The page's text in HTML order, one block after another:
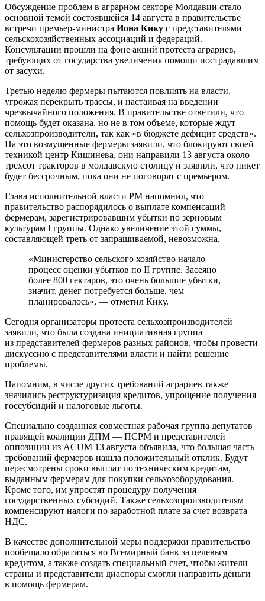
Обсуждение проблем в аграрном секторе Молдавии стало
основной темой состоявшейся 14 августа в правительстве
встречи премьер-министра Иона Кику с представителями
сельскохозяйственных ассоциаций и федераций.
Консультации прошли на фоне акций протеста аграриев,
требующих от государства увеличения помощи пострадавшим
от засухи.
Третью неделю фермеры пытаются повлиять на власти,
угрожая перекрыть трассы, и настаивая на введении
чрезвычайного положения. В правительстве ответили, что
помощь будет оказана, но не в том объеме, которые ждут
сельхозпроизводители, так как «в бюджете дефицит средств».
На это возмущенные фермеры заявили, что блокируют своей
техникой центр Кишинева, они направили 13 августа около
трехсот тракторов в молдавскую столицу и заявили, что пикет
будет бессрочным, пока они не поговорят с премьером.
Глава исполнительной власти РМ напомнил, что
правительство распорядилось о выплате компенсаций
фермерам, зарегистрировавшим убытки по зерновым
культурам I группы. Однако увеличение этой суммы,
составляющей треть от запрашиваемой, невозможна.
«Министерство сельского хозяйство начало
процесс оценки убытков по II группе. Засеяно
более 800 гектаров, это очень большие убытки,
значит, денег потребуется больше, чем
планировалось», — отметил Кику.
Сегодня организаторы протеста сельхозпроизводителей
заявили, что была создана инициативная группа
из представителей фермеров разных районов, чтобы провести
дискуссию с представителями власти и найти решение
проблемы.
Напомним, в числе других требований аграриев также
значились реструктуризация кредитов, упрощение получения
госсубсидий и налоговые льготы.
Специально созданная совместная рабочая группа депутатов
правящей коалиции ДПМ — ПСРМ и представителей
оппозиции из ACUM 13 августа объявила, что большая часть
требований фермеров нашла положительный отклик. Будут
пересмотрены сроки выплат по техническим кредитам,
выданным фермерам для покупки сельхозоборудования.
Кроме того, им упростят процедуру получения
государственных субсидий. Также сельхозпроизводителям
компенсируют налоги по заработной плате за счет возврата
НДС.
В качестве дополнительной меры поддержки правительство
пообещало обратиться во Всемирный банк за целевым
кредитом, а также создать специальный счет, чтобы жители
страны и представители диаспоры смогли направить деньги
в помощь фермерам.